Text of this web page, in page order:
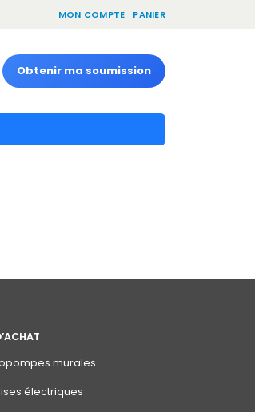
MON COMPTE PANIER
Obtenir ma soumission
murales
électriques